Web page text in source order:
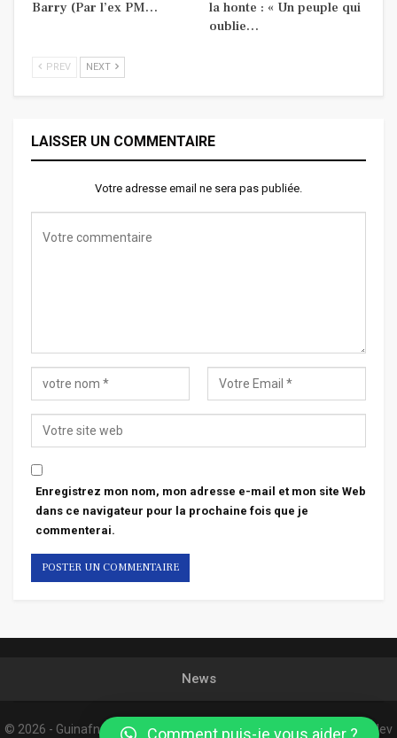
Barry (Par l’ex PM…
la honte : « Un peuple qui
oublie…
PREV NEXT
LAISSER UN COMMENTAIRE
Votre adresse email ne sera pas publiée.
Enregistrez mon nom, mon adresse e-mail et mon site Web
dans ce navigateur pour la prochaine fois que je
commenterai.
News
© 2026 - Guinafnews. All Rights Reserved. Website Design:Confordev
Comment puis-je vous aider ?